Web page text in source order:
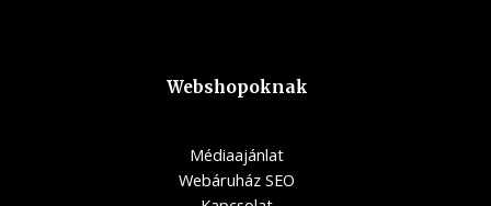
Webshopoknak
Médiaajánlat
Webáruház SEO